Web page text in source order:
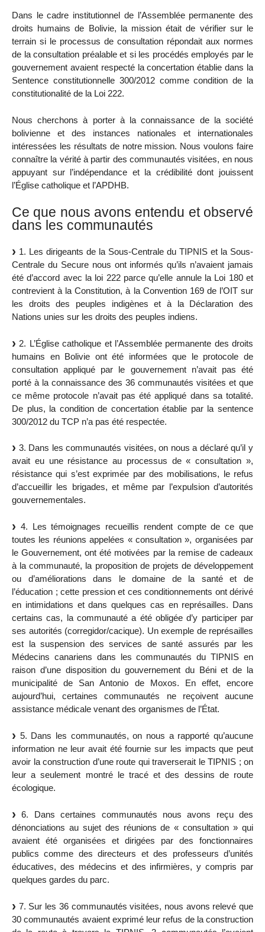
Dans le cadre institutionnel de l’Assemblée permanente des
droits humains de Bolivie, la mission était de vérifier sur le
terrain si le processus de consultation répondait aux normes
de la consultation préalable et si les procédés employés par le
gouvernement avaient respecté la concertation établie dans la
Sentence constitutionnelle 300/2012 comme condition de la
constitutionalité de la Loi 222.
Nous cherchons à porter à la connaissance de la société
bolivienne et des instances nationales et internationales
intéressées les résultats de notre mission. Nous voulons faire
connaître la vérité à partir des communautés visitées, en nous
appuyant sur l’indépendance et la crédibilité dont jouissent
l’Église catholique et l’APDHB.
Ce que nous avons entendu et observé
dans les communautés
1. Les dirigeants de la Sous-Centrale du TIPNIS et la Sous-
Centrale du Secure nous ont informés qu’ils n’avaient jamais
été d’accord avec la loi 222 parce qu’elle annule la Loi 180 et
contrevient à la Constitution, à la Convention 169 de l’OIT sur
les droits des peuples indigènes et à la Déclaration des
Nations unies sur les droits des peuples indiens.
2. L’Église catholique et l’Assemblée permanente des droits
humains en Bolivie ont été informées que le protocole de
consultation appliqué par le gouvernement n’avait pas été
porté à la connaissance des 36 communautés visitées et que
ce même protocole n’avait pas été appliqué dans sa totalité.
De plus, la condition de concertation établie par la sentence
300/2012 du TCP n’a pas été respectée.
3. Dans les communautés visitées, on nous a déclaré qu’il y
avait eu une résistance au processus de « consultation »,
résistance qui s’est exprimée par des mobilisations, le refus
d’accueillir les brigades, et même par l’expulsion d’autorités
gouvernementales.
4. Les témoignages recueillis rendent compte de ce que
toutes les réunions appelées « consultation », organisées par
le Gouvernement, ont été motivées par la remise de cadeaux
à la communauté, la proposition de projets de développement
ou d’améliorations dans le domaine de la santé et de
l’éducation ; cette pression et ces conditionnements ont dérivé
en intimidations et dans quelques cas en représailles. Dans
certains cas, la communauté a été obligée d’y participer par
ses autorités (corregidor/cacique). Un exemple de représailles
est la suspension des services de santé assurés par les
Médecins canariens dans les communautés du TIPNIS en
raison d’une disposition du gouvernement du Béni et de la
municipalité de San Antonio de Moxos. En effet, encore
aujourd’hui, certaines communautés ne reçoivent aucune
assistance médicale venant des organismes de l’État.
5. Dans les communautés, on nous a rapporté qu’aucune
information ne leur avait été fournie sur les impacts que peut
avoir la construction d’une route qui traverserait le TIPNIS ; on
leur a seulement montré le tracé et des dessins de route
écologique.
6. Dans certaines communautés nous avons reçu des
dénonciations au sujet des réunions de « consultation » qui
avaient été organisées et dirigées par des fonctionnaires
publics comme des directeurs et des professeurs d’unités
éducatives, des médecins et des infirmières, y compris par
quelques gardes du parc.
7. Sur les 36 communautés visitées, nous avons relevé que
30 communautés avaient exprimé leur refus de la construction